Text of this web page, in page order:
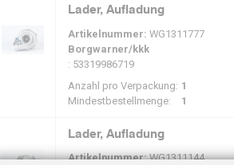
Lader, Aufladung
Artikelnummer: WG1311777
Borgwarner/kkk
: 53319986719
Anzahl pro Verpackung: 1
Mindestbestellmenge:
1
Lader, Aufladung
Artikelnummer: WG1311144